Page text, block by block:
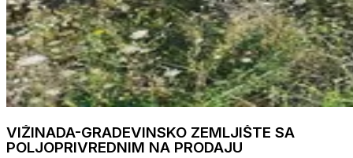
VIŽINADA-GRADEVINSKO ZEMLJIŠTE SA
POLJOPRIVREDNIM NA PRODAJU